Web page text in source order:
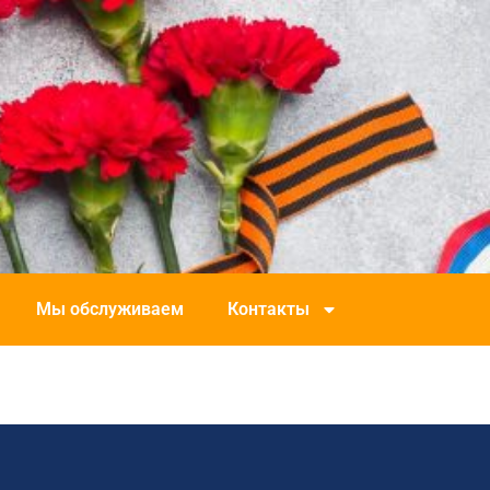
Мы обслуживаем Контакты